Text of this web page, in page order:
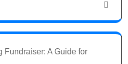
Fundraiser: A Guide for